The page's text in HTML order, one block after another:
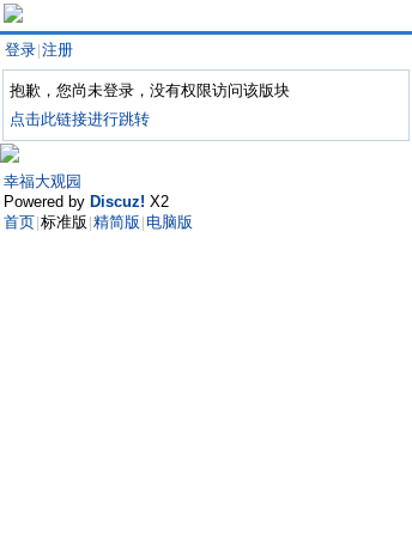
登录 注册
抱歉，您尚未登录，没有权限访问该版块
点击此链接进行跳转
幸福大观园
Powered by Discuz! X2
首页 标准版 精简版 电脑版